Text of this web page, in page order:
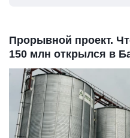
Прорывной проект.
150 млн открылся в